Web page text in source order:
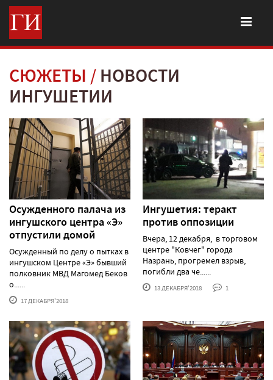
СЮЖЕТЫ
НОВОСТИ
ИНГУШЕТИИ
Осужденного палача из
ингушского центра «Э»
отпустили домой
Осужденный по делу о пытках в
ингушском Центре «Э» бывший
полковник МВД Магомед Беков
о......
17 ДЕКАБРЯ'2018
Ингушетия: теракт
против оппозиции
Вчера, 12 декабря, в торговом
центре "Ковчег" города
Назрань, прогремел взрыв,
погибли два че......
13 ДЕКАБРЯ'2018 1